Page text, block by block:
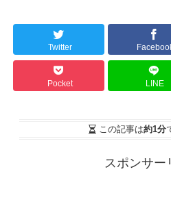
Twitter
Pocket LINE
この記事は約1分
スポンサー